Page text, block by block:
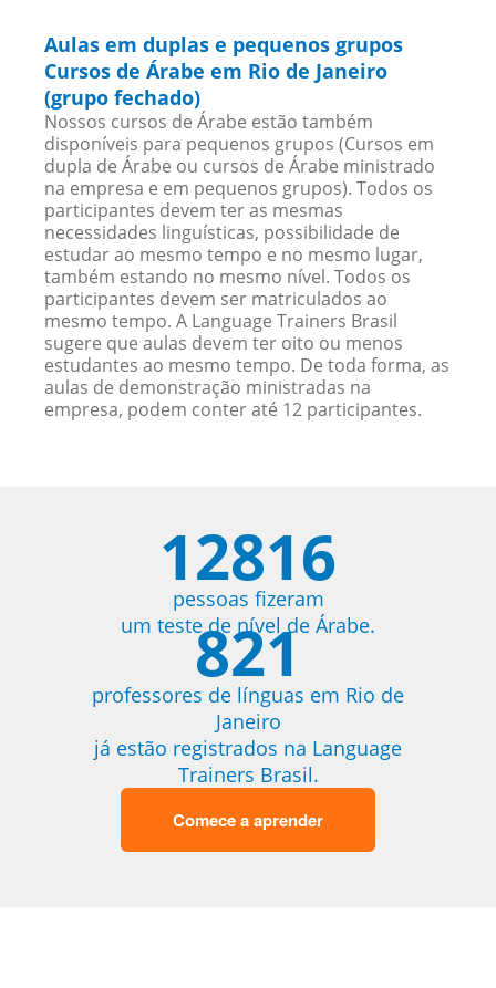
Aulas em duplas e pequenos grupos
Cursos de Árabe em Rio de Janeiro
(grupo fechado)
Nossos cursos de Árabe estão também
disponíveis para pequenos grupos (Cursos em
dupla de Árabe ou cursos de Árabe ministrado
na empresa e em pequenos grupos). Todos os
participantes devem ter as mesmas
necessidades linguísticas, possibilidade de
estudar ao mesmo tempo e no mesmo lugar,
também estando no mesmo nível. Todos os
participantes devem ser matriculados ao
mesmo tempo. A Language Trainers Brasil
sugere que aulas devem ter oito ou menos
estudantes ao mesmo tempo. De toda forma, as
aulas de demonstração ministradas na
empresa, podem conter até 12 participantes.
12816
pessoas fizeram
um teste de nível de Árabe.
821
professores de línguas em Rio de
Janeiro
já estão registrados na Language
Trainers Brasil.
Comece a aprender